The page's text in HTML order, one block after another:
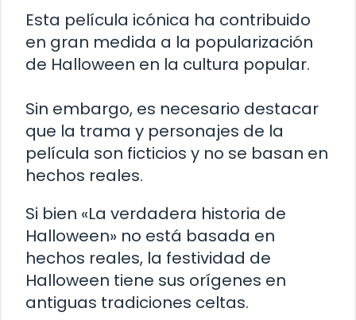
Esta película icónica ha contribuido
en gran medida a la popularización
de Halloween en la cultura popular.
Sin embargo, es necesario destacar
que la trama y personajes de la
película son ficticios y no se basan en
hechos reales.
Si bien «La verdadera historia de
Halloween» no está basada en
hechos reales, la festividad de
Halloween tiene sus orígenes en
antiguas tradiciones celtas.